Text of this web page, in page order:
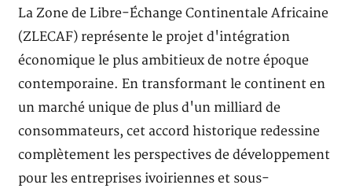
La Zone de Libre-Échange Continentale Africaine
(ZLECAF) représente le projet d'intégration
économique le plus ambitieux de notre époque
contemporaine. En transformant le continent en
un marché unique de plus d'un milliard de
consommateurs, cet accord historique redessine
complètement les perspectives de développement
pour les entreprises ivoiriennes et sous-